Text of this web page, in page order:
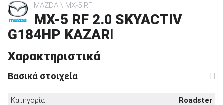
Βρες τα πάντα για το
αυτοκίνητο!
MAZDA MX-5 RF
MX-5 RF 2.0 SKYACTIV
G184HP KAZARI
Χαρακτηριστικά
Βασικά στοιχεία
Κατηγορία
Roadster